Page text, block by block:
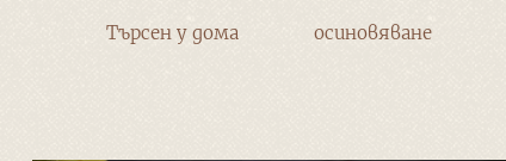
Търсен у дома осиновяване